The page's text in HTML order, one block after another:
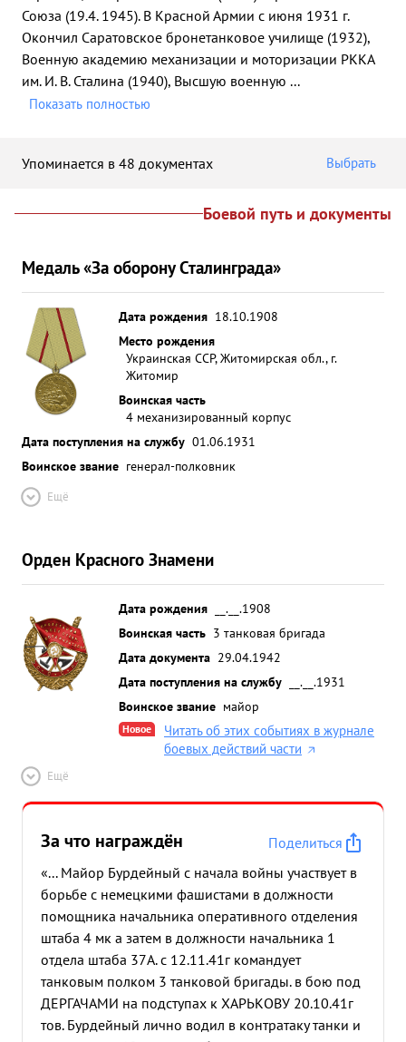
Союза (19.4. 1945). В Красной Армии с июня 1931 г.
Окончил Саратовское бронетанковое училище (1932),
Военную академию механизации и моторизации РККА
им. И. В. Сталина (1940), Высшую военную ...
Показать полностью
Упоминается в 48 документах Выбрать
Боевой путь и документы
Медаль «За оборону Сталинграда»
Дата рождения 18.10.1908
Место рождения
Украинская ССР, Житомирская обл., г.
Житомир
Воинская часть
4 механизированный корпус
Дата поступления на службу 01.06.1931
Воинское звание генерал-полковник
Ещё
Орден Красного Знамени
Дата рождения
__.__.1908
Воинская часть 3 танковая бригада
Дата документа 29.04.1942
Дата поступления на службу
__.__.1931
Воинское звание майор
Новое
Читать об этих событиях в журнале
боевых действий части
Ещё
За что награждён
Поделиться
«... Майор Бурдейный с начала войны участвует в
борьбе с немецкими фашистами в должности
помощника начальника оперативного отделения
штаба 4 мк а затем в должности начальника 1
отдела штаба 37А. с 12.11.41г командует
танковым полком 3 танковой бригады. в бою под
ДЕРГАЧАМИ на подступах к ХАРЬКОВУ 20.10.41г
тов. Бурдейный лично водил в контратаку танки и